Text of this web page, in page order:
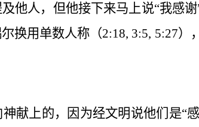
他人，但他接下来马上说“我感
换用单数人称（2:18, 3:5, 5:27）
献上的，因为经文明说他们是“